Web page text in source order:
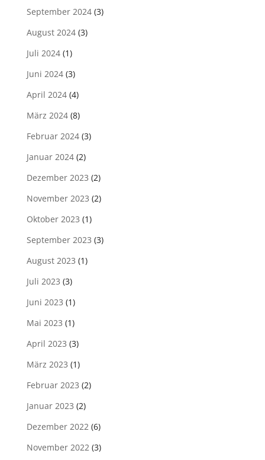
September 2024(3)
August 2024(3)
Juli 2024(1)
Juni 2024(3)
April 2024(4)
März 2024(8)
Februar 2024(3)
Januar 2024(2)
Dezember 2023 (2)
November 2023 (2)
Oktober 2023 (1)
September 2023 (3)
August 2023 (1)
Juli 2023 (3)
Juni 2023 (1)
Mai 2023 (1)
April 2023 (3)
März 2023 (1)
Februar 2023 (2)
Januar 2023 (2)
Dezember 2022(6)
November 2022(3)